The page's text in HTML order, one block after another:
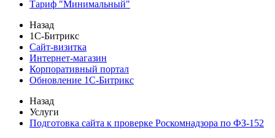
Тариф "Минимальный"
Назад
1С-Битрикс
Сайт-визитка
Интернет-магазин
Корпоративный портал
Обновление 1С-Битрикс
Назад
Услуги
Подготовка сайта к проверке Роскомнадзора по ФЗ-152